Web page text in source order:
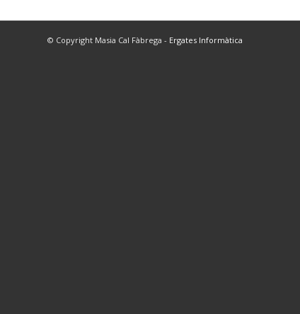
© Copyright Masia Cal Fàbrega - Ergates Informàtica